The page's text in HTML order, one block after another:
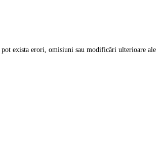
exista erori, omisiuni sau modificări ulterioare ale